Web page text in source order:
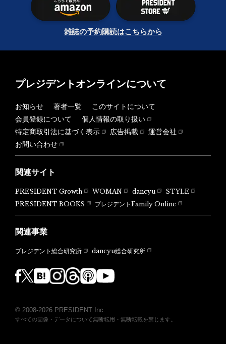
雑誌の予約購読はこちらから
プレジデントオンラインについて
お知らせ 著者一覧
このサイトについて
会員登録について
個人情報の取り扱い
特定商取引法に基づく表示
広告掲載
運営会社
お問い合わせ
関連サイト
PRESIDENT Growth WOMAN dancyu
STYLE
PRESIDENT BOOKS
プレジデントFamily Online
関連事業
プレジデント総合研究所 dancyu総合研究所
© 2008-2026 PRESIDENT Inc.
すべての画像・データについて無断転用・無断転載を禁じます。